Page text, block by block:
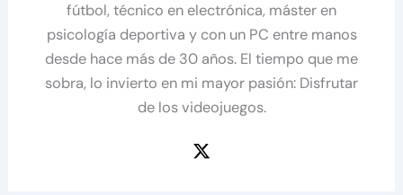
fútbol, técnico en electrónica, máster en
psicología deportiva y con un PC entre manos
desde hace más de 30 años. El tiempo que me
sobra, lo invierto en mi mayor pasión: Disfrutar
de los videojuegos.